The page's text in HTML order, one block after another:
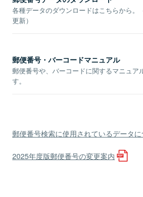
各種データのダウンロードはこちらから。
更新）
郵便番号・バーコードマニュアル
郵便番号や、バーコードに関するマニュア
す。
郵便番号検索に使用されているデータに
2025年度版郵便番号の変更案内